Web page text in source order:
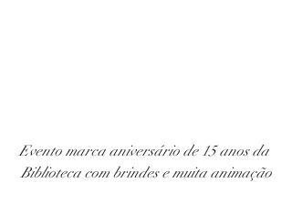
Evento marca aniversário de 15 anos da
Biblioteca com brindes e muita animação